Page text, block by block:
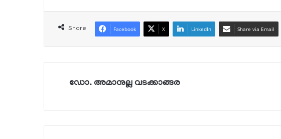
Share Facebook X LinkedIn Share via Email
ഡോ. അമാനുല്ല വടക്കാങ്ങര